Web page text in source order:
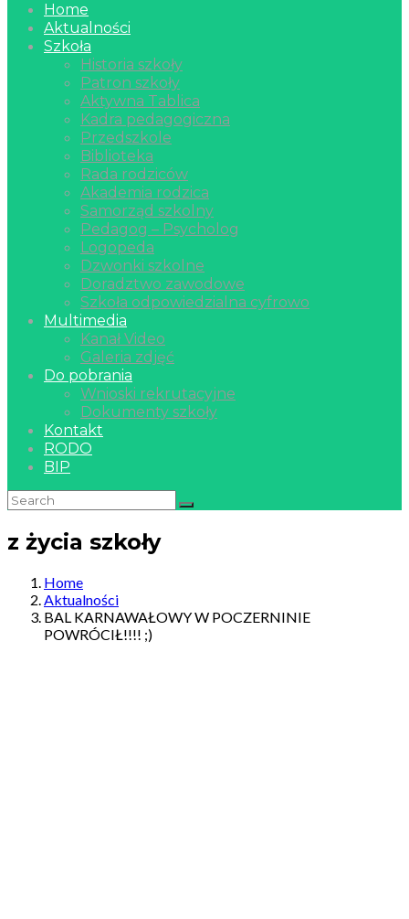
Home
Aktualności
Szkoła
Historia szkoły
Patron szkoły
Aktywna Tablica
Kadra pedagogiczna
Przedszkole
Biblioteka
Rada rodziców
Akademia rodzica
Samorząd szkolny
Pedagog – Psycholog
Logopeda
Dzwonki szkolne
Doradztwo zawodowe
Szkoła odpowiedzialna cyfrowo
Multimedia
Kanał Video
Galeria zdjęć
Do pobrania
Wnioski rekrutacyjne
Dokumenty szkoły
Kontakt
RODO
BIP
z życia szkoły
Home
Aktualności
BAL KARNAWAŁOWY W POCZERNINIE
POWRÓCIŁ!!!! ;)